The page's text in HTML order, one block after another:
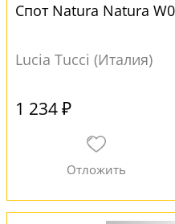
Спот Natura Natura
Lucia Tucci (Италия)
1 234 ₽